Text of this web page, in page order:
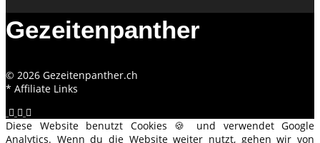
Gezeitenpanther
© 2026 Gezeitenpanther.ch
* Affiliate Links
Diese Website benutzt Cookies 🍪 und verwendet Google
Analytics. Wenn du die Website weiter nutzt, gehen wir von